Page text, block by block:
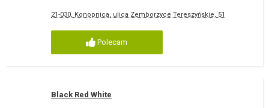
21-030, Konopnica, ulica Zemborzyce Tereszyńskie, 51
Polecam
Black Red White